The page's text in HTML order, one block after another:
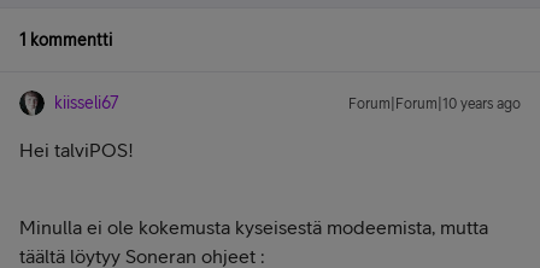
1 kommentti
kiisseli67 Forum|Forum|10 years ago
Hei talviPOS!
Minulla ei ole kokemusta kyseisestä modeemista, mutta
täältä löytyy Soneran ohjeet :